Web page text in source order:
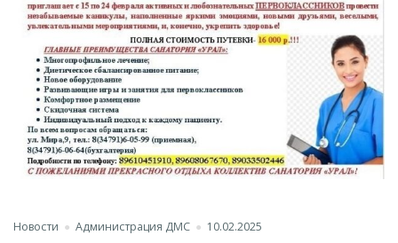
Новости Администрация ДМС 10.02.2025